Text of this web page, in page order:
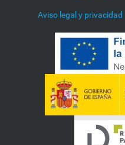
Aviso legal y privacidad